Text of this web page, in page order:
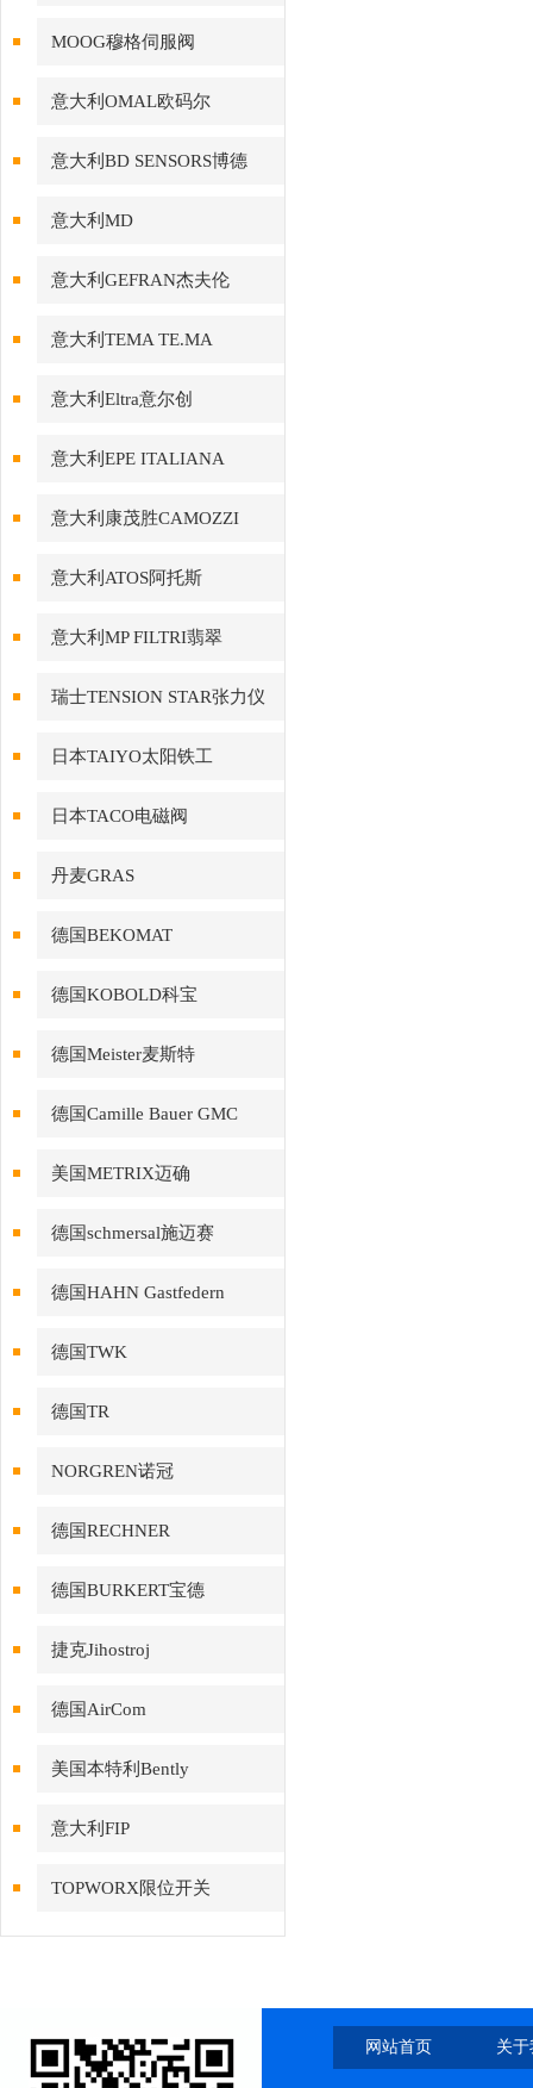
MOOG穆格伺服阀
意大利OMAL欧码尔
意大利BD SENSORS博德
意大利MD
意大利GEFRAN杰夫伦
意大利TEMA TE.MA
意大利Eltra意尔创
意大利EPE ITALIANA
意大利康茂胜CAMOZZI
意大利ATOS阿托斯
意大利MP FILTRI翡翠
瑞士TENSION STAR张力仪
日本TAIYO太阳铁工
日本TACO电磁阀
丹麦GRAS
德国BEKOMAT
德国KOBOLD科宝
德国Meister麦斯特
德国Camille Bauer GMC
美国METRIX迈确
德国schmersal施迈赛
德国HAHN Gastfedern
德国TWK
德国TR
NORGREN诺冠
德国RECHNER
德国BURKERT宝德
捷克Jihostroj
德国AirCom
美国本特利Bently
意大利FIP
TOPWORX限位开关
网站首页 关